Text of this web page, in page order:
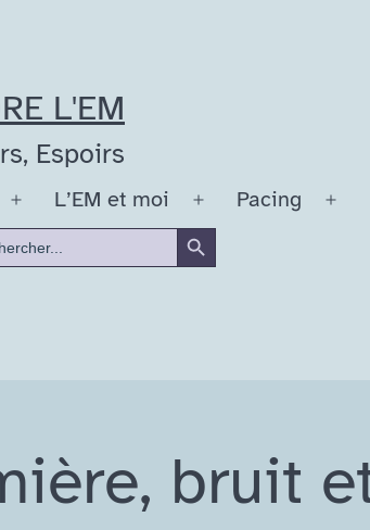
L'EM
Espoirs
Ouvrir
le
L’EM et moi
Ouvrir
le
Pacing
Search Button
bruit